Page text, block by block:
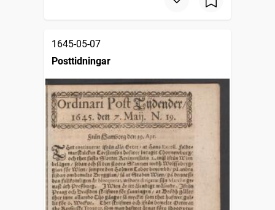
1645-05-07
Posttidningar